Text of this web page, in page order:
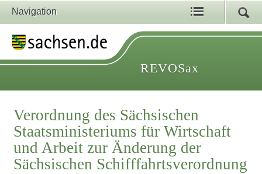
Navigation
REVOSax
Verordnung des Sächsischen
Staatsministeriums für Wirtschaft
und Arbeit zur Änderung der
Sächsischen Schifffahrtsverordnung